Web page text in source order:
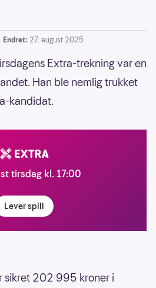
Endret: 27. august 2025
Extra-trekning var en
Han ble nemlig trukket
kandidat.
tirsdag kl. 17:00
Lever spill
sikret 202 995 kroner i